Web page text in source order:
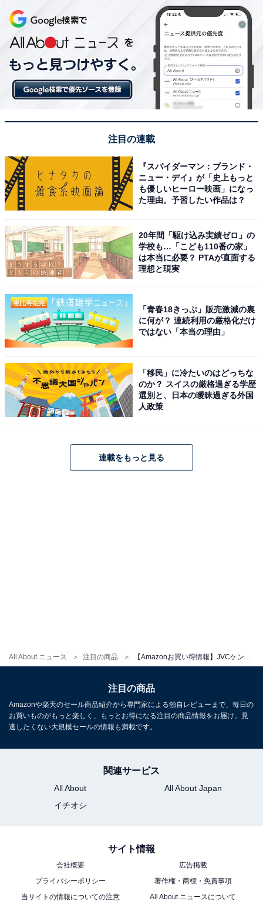
All About ニュース 注目の商品
眠っていたCDを久しぶりに聴くために購入しまし
た。スマホからBluetoothでサブスクの音楽もすぐに
飛ばせるので、これ1台で毎日の音楽鑑賞がとても
快適になりました
この価格とコンパクトさですが、ケンウッドらしく
音がとても綺麗で聞き疲れしません。ラジオの感度
も良く、家事をしながらBGMを流すのに最高です
「手持ちのCDを久しぶりに良い音で聴き直したい」とい
う人はもちろん、スマホの音楽やラジオを手軽に部屋い
っぱいに響かせたい人、場所を取らないおしゃれな大人
のオーディオを探している人には、間違いなくおすすめ
あわせて読みたい
【Amazonお買い得情報】REGZA「スマート
テレビ」が特別価格で登場中【5月23日】
JVCケンウッド Victor EX-D6 ミニコンポ Bluetooth ウッ
ドコーンシリーズ ハイレゾ音源 CD FM/AM USB再生/録
音 インテリアオーディオ フルレンジウッドコーン
Amazonで見る
注目の連載
『スパイダーマン：ブランド・
ニュー・デイ』が「史上もっと
も優しいヒーロー映画」になっ
た理由。予習したい作品は？
20年間「駆け込み実績ゼロ」の
学校も…「こども110番の家」
は本当に必要？ PTAが直面する
理想と現実
「青春18きっぷ」販売激減の裏
に何が？ 連続利用の厳格化だけ
ではない「本当の理由」
「移民」に冷たいのはどっちな
のか？ スイスの厳格過ぎる学歴
選別と、日本の曖昧過ぎる外国
人政策
連載をもっと見る
注目の商品
Amazonや楽天のセール商品紹介から専門家による独自レビューまで、毎日の
お買いものがもっと楽しく、もっとお得になる注目の商品情報をお届け。見
逃したくない大規模セールの情報も満載です。
関連サービス
All About
All About Japan
イチオシ
サイト情報
会社概要
広告掲載
プライバシーポリシー
著作権・商標・免責事項
当サイトの情報についての注意
All About ニュースについて